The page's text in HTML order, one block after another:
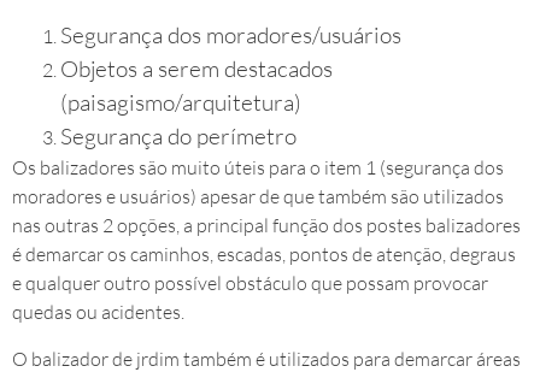
Segurança dos moradores/usuários
Objetos a serem destacados
(paisagismo/arquitetura)
Segurança do perímetro
Os balizadores são muito úteis para o item 1 (segurança dos
moradores e usuários) apesar de que também são utilizados
nas outras 2 opções, a principal função dos postes balizadores
é demarcar os caminhos, escadas, pontos de atenção, degraus
e qualquer outro possível obstáculo que possam provocar
quedas ou acidentes.
O balizador de jrdim também é utilizados para demarcar áreas